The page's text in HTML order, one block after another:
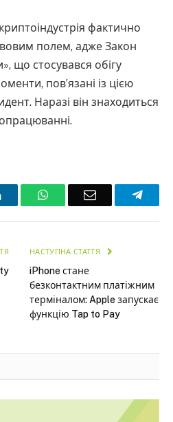
фактично
полем, адже Закон
що стосувався обігу
пов’язані із цією
Наразі він знаходиться
LinkedInWhatsAppEmail
НАСТУПНА СТАТТЯ
iPhone стане
безконтактним платіжним
терміналом: Apple запускає
функцію Tap to Pay